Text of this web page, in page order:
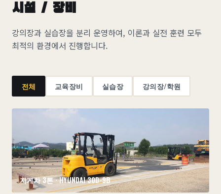
시설 / 장비
강의장과 실습장을 분리 운영하여, 이론과 실전 훈련 모두
최적의 환경에서 진행합니다.
전체 교육장비 실습장 강의장/학원
지게차 3톤 · HYUNDAI 30D-9B